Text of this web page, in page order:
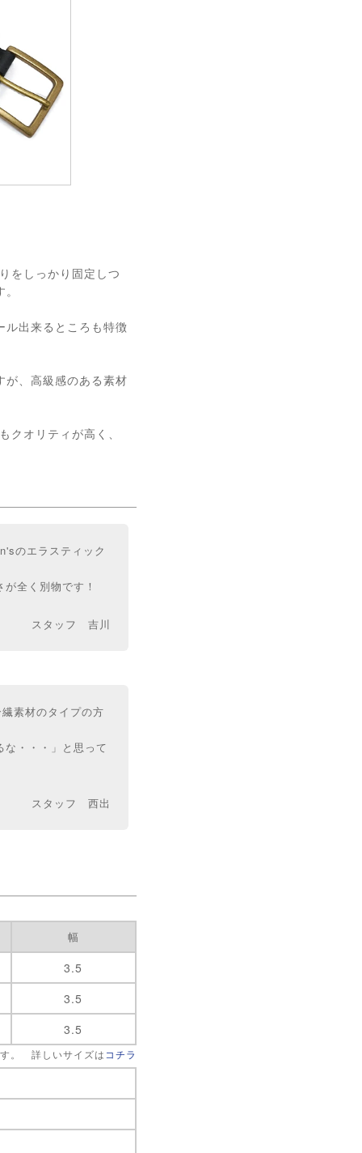
をしっかり固定しつ
ル出来るところも特徴
が、高級感のある素材
オリティが高く、
のエラスティック
全く別物です！
スタッフ 吉川
素材のタイプの方
・・・」と思って
スタッフ 西出
幅
3.5
3.5
3.5
。 詳しいサイズは コチラ